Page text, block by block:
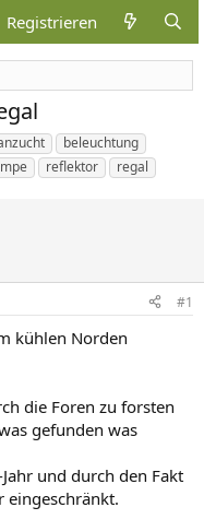
Registrieren
beleuchtung
reflektor regal
#1
kühlen Norden
die Foren zu forsten
gefunden was
und durch den Fakt
eingeschränkt.